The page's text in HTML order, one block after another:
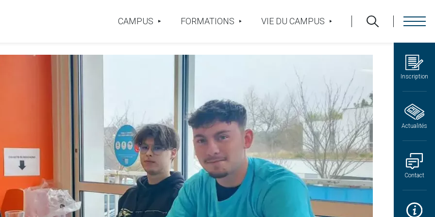
Inscription
Actualités
Contact
CAMPUS FORMATIONS VIE DU CAMPUS